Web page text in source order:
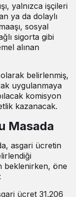
yalnızca işçileri
ya da dolaylı
sosyal
sigorta gibi
alınan
belirlenmiş,
uygulanmaya
komisyon
kazanacak.
Masada
asgari ücretin
beklenirken, öne
ücret 31.206